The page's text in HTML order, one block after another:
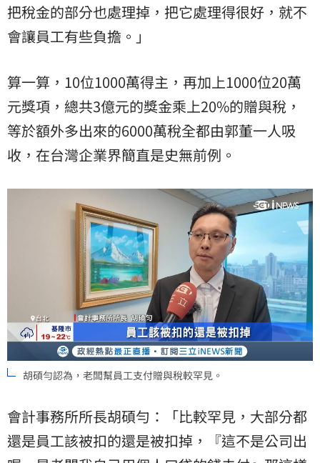
把稅金的部分也處理掉，把它處理得很好，就不
會讓員工有些負擔。」
算一算，10位1000萬得主，再加上1000位20萬
元獎項，總共3億元的獎金乘上20%的贈與稅，
等於額外多出來的6000萬稅全都由郭董一人吸
收，在台灣企業界簡直是史無前例。
胡碩勻認為，老闆幫員工支付贈與稅較罕見。
會計事務所所長胡碩勻：「比較罕見，大部分都
還是員工該被扣的還是被扣掉，『這不是公司出